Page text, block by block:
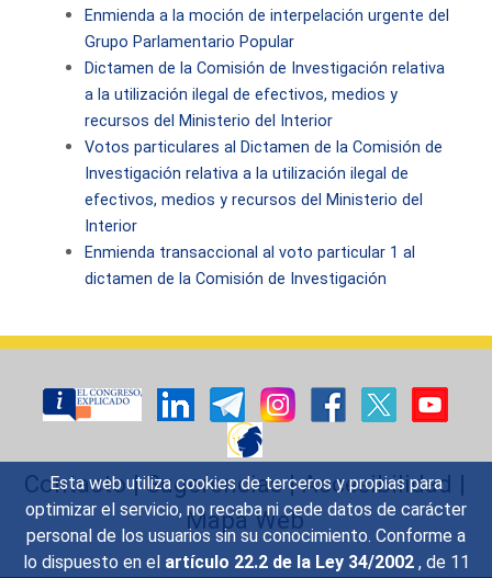
Esta web utiliza cookies de terceros y propias para
optimizar el servicio, no recaba ni cede datos de carácter
personal de los usuarios sin su conocimiento. Conforme a
lo dispuesto en el artículo 22.2 de la Ley 34/2002 , de 11
Enmienda a la moción de interpelación urgente del
Grupo Parlamentario Popular
Dictamen de la Comisión de Investigación relativa
a la utilización ilegal de efectivos, medios y
recursos del Ministerio del Interior
Votos particulares al Dictamen de la Comisión de
Investigación relativa a la utilización ilegal de
efectivos, medios y recursos del Ministerio del
Interior
Enmienda transaccional al voto particular 1 al
dictamen de la Comisión de Investigación
Contacto|Sugerencias|Accesibilidad |
Mapa Web